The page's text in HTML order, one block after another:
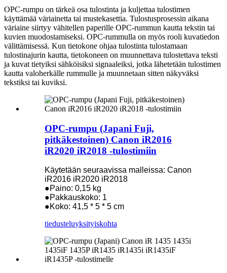
OPC-rumpu on tärkeä osa tulostinta ja kuljettaa tulostimen
käyttämää väriainetta tai mustekasettia. Tulostusprosessin aikana
väriaine siirtyy vähitellen paperille OPC-rummun kautta tekstin tai
kuvien muodostamiseksi. OPC-rummulla on myös rooli kuvatiedon
välittämisessä. Kun tietokone ohjaa tulostinta tulostamaan
tulostinajurin kautta, tietokoneen on muunnettava tulostettava teksti
ja kuvat tietyiksi sähköisiksi signaaleiksi, jotka lähetetään tulostimen
kautta valoherkälle rummulle ja muunnetaan sitten näkyväksi
tekstiksi tai kuviksi.
OPC-rumpu (Japani Fuji,
pitkäkestoinen) Canon iR2016
iR2020 iR2018 -tulostimiin
Käytetään seuraavissa malleissa: Canon
iR2016 iR2020 iR2018
●Paino: 0,15 kg
●Pakkauskoko: 1
●Koko: 41,5 * 5 * 5 cm
tiedusteluyksityiskohta